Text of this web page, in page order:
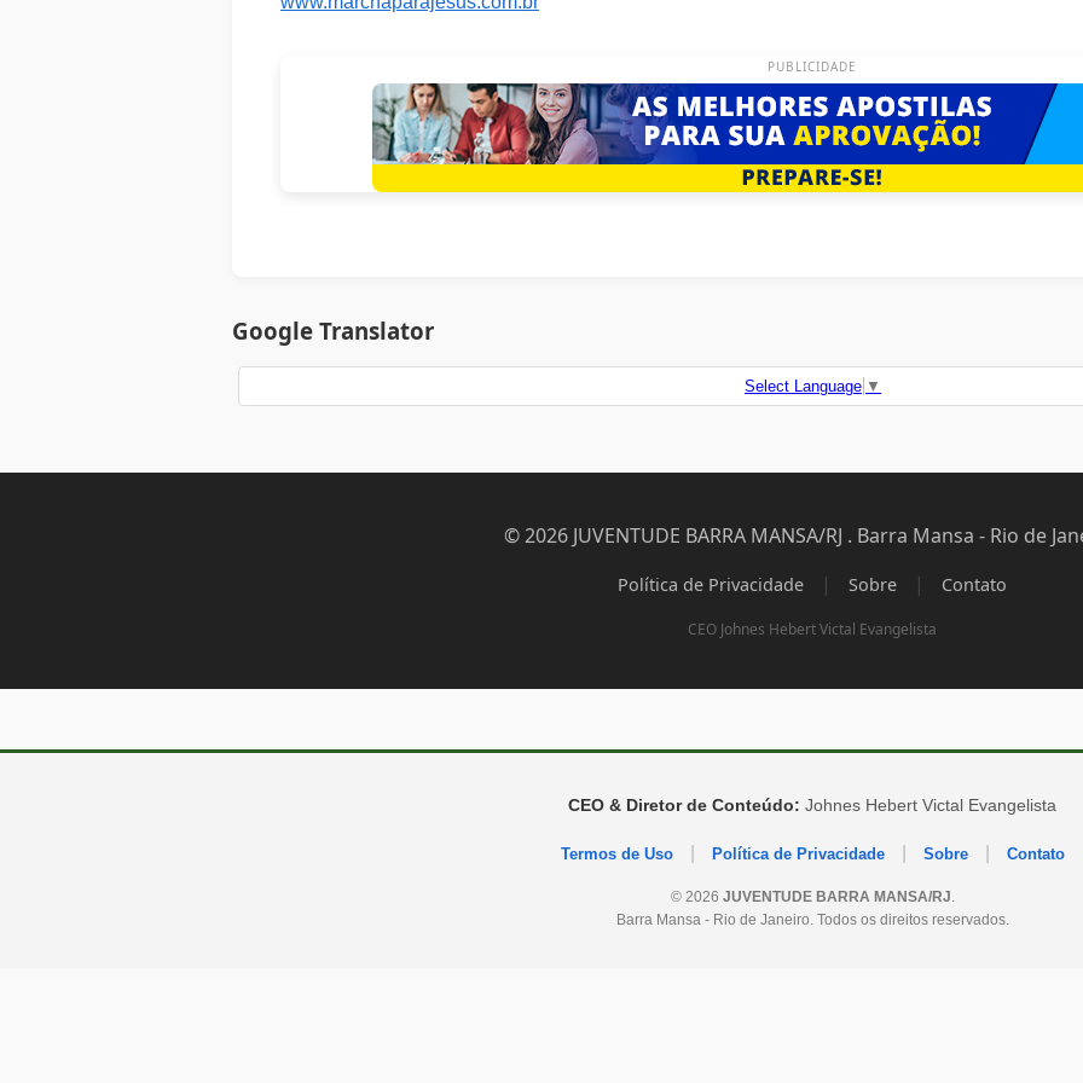
PUBLICIDADE
Google Translator
Select Language ▼
© 2026 JUVENTUDE BARRA MANSA/RJ . Barra Mansa - Rio de
Política de Privacidade | Sobre | Contato
CEO Johnes Hebert Victal Evangelista
CEO & Diretor de Conteúdo: Johnes Hebert Victal Evangelista
Termos de Uso Política de Privacidade Sobre Contato
© 2026 JUVENTUDE BARRA MANSA/RJ
Barra Mansa - Rio de Janeiro. Todos os direitos reservados.